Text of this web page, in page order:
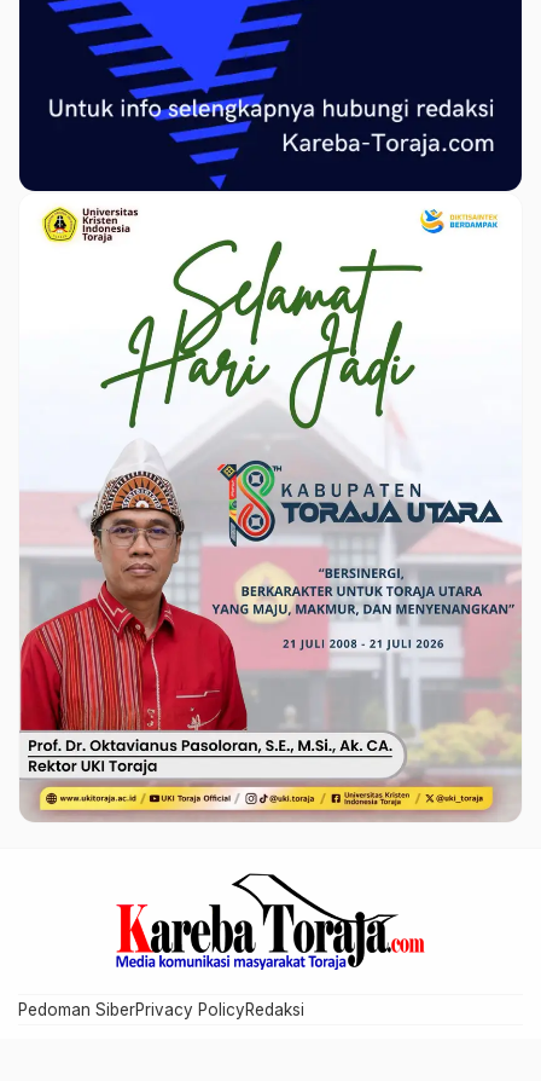
Pedoman SiberPrivacy PolicyRedaksi